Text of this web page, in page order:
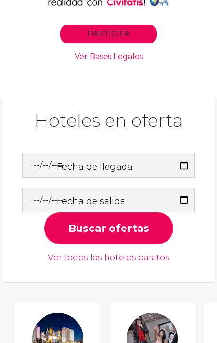
Hoteles en oferta
Fecha de llegada
Fecha de salida
Buscar ofertas
Ver todos los hoteles baratos